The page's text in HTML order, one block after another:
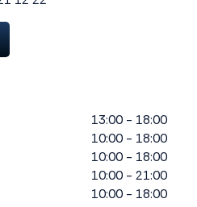
13:00 - 18:00
10:00 - 18:00
10:00 - 18:00
10:00 - 21:00
10:00 - 18:00